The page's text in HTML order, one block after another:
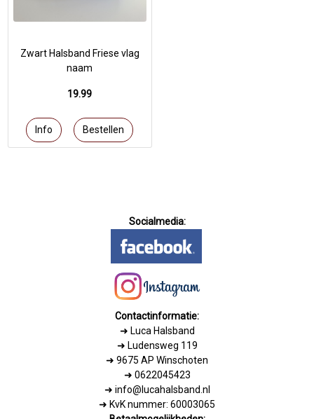
Zwart Halsband Friese vlag
naam
19.99
Socialmedia:
Contactinformatie:
➜ Luca Halsband
➜ Ludensweg 119
➜ 9675 AP Winschoten
➜ 0622045423
➜ info@lucahalsband.nl
➜ KvK nummer: 60003065